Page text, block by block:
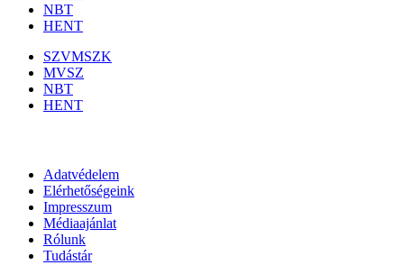
NBT
HENT
SZVMSZK
MVSZ
NBT
HENT
Adatvédelem
Elérhetőségeink
Impresszum
Médiaajánlat
Rólunk
Tudástár